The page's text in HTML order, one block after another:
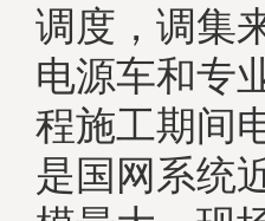
调度，调集
电源车和专
程施工期间
是国网系统